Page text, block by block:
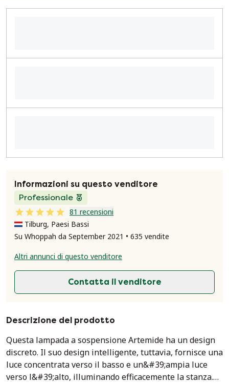
Informazioni su questo venditore
Professionale
81 recensioni
Tilburg, Paesi Bassi
Su Whoppah da September 2021 • 635 vendite
Altri annunci di questo venditore
Contatta il venditore
Descrizione del prodotto
Questa lampada a sospensione Artemide ha un design
discreto. Il suo design intelligente, tuttavia, fornisce una
luce concentrata verso il basso e un&#39;ampia luce
verso l&#39;alto, illuminando efficacemente la stanza.